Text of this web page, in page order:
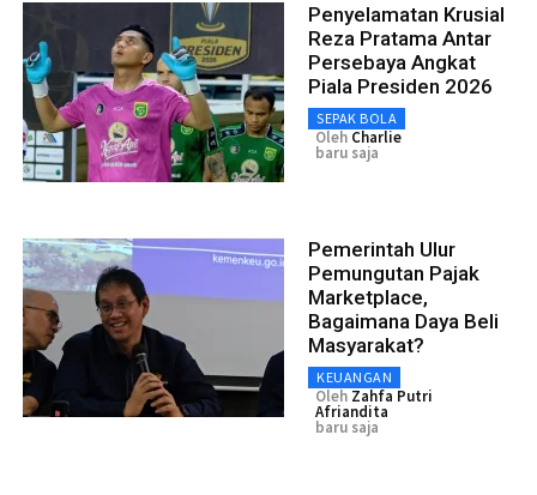
Penyelamatan Krusial
Reza Pratama Antar
Persebaya Angkat
Piala Presiden 2026
SEPAK BOLA
Oleh Charlie
baru saja
Pemerintah Ulur
Pemungutan Pajak
Marketplace,
Bagaimana Daya Beli
Masyarakat?
KEUANGAN
Oleh Zahfa Putri
Afriandita
baru saja